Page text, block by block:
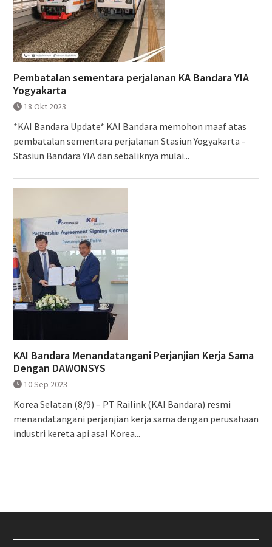
Pembatalan sementara perjalanan KA Bandara YIA
Yogyakarta
18 Okt 2023
*KAI Bandara Update* KAI Bandara memohon maaf atas
pembatalan sementara perjalanan Stasiun Yogyakarta -
Stasiun Bandara YIA dan sebaliknya mulai...
KAI Bandara Menandatangani Perjanjian Kerja Sama
Dengan DAWONSYS
10 Sep 2023
Korea Selatan (8/9) – PT Railink (KAI Bandara) resmi
menandatangani perjanjian kerja sama dengan perusahaan
industri kereta api asal Korea...